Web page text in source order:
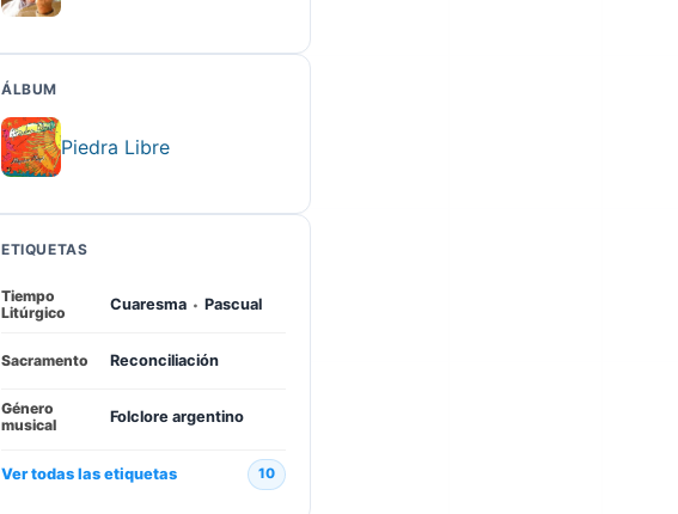
ÁLBUM
Piedra Libre
ETIQUETAS
Tiempo
Litúrgico
Cuaresma · Pascual
Sacramento Reconciliación
Género
musical
Folclore argentino
Ver todas las etiquetas 10